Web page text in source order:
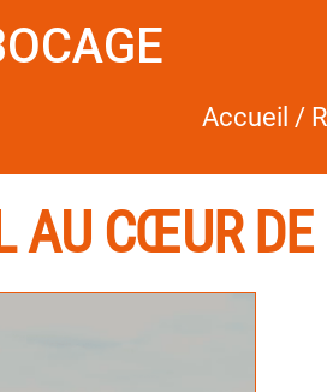
Accueil /
AU CŒUR